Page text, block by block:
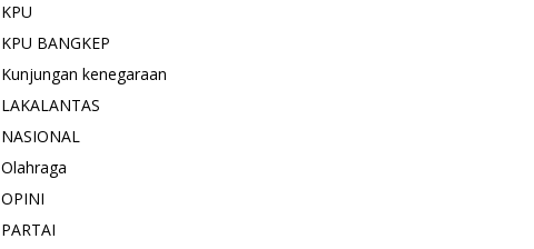
KPU
KPU BANGKEP
Kunjungan kenegaraan
LAKALANTAS
NASIONAL
Olahraga
OPINI
PARTAI